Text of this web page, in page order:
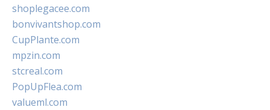
shoplegacee.com
bonvivantshop.com
CupPlante.com
mpzin.com
stcreal.com
PopUpFlea.com
valueml.com